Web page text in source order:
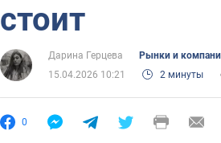
стоит
Дарина Герцева
Рынки и
15.04.2026 10:21
2 минуты
0